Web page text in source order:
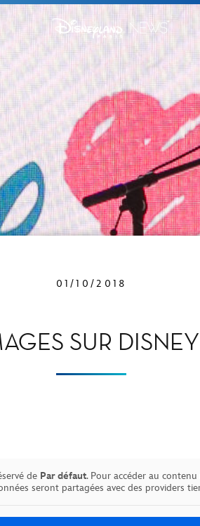
01/10/2018
SUR
de Par défaut. Pour accéder au
seront partagées avec des providers